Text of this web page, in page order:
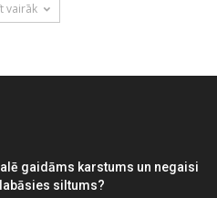
vairāk
gaidāms karstums un negaisi
siltums?